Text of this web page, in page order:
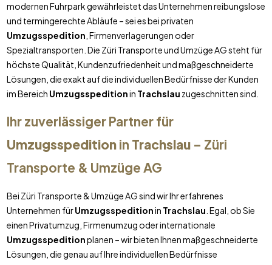
modernen Fuhrpark gewährleistet das Unternehmen reibungslose
und termingerechte Abläufe – sei es bei privaten
Umzugsspedition , Firmenverlagerungen oder
Spezialtransporten. Die Züri Transporte und Umzüge AG steht für
höchste Qualität, Kundenzufriedenheit und maßgeschneiderte
Lösungen, die exakt auf die individuellen Bedürfnisse der Kunden
im Bereich Umzugsspeditionin Trachslau zugeschnitten sind.
Ihr zuverlässiger Partner für
Umzugsspeditionin Trachslau– Züri
Transporte & Umzüge AG
Bei Züri Transporte & Umzüge AG sind wir Ihr erfahrenes
Unternehmen fürUmzugsspeditionin Trachslau . Egal, ob Sie
einen Privatumzug, Firmenumzug oder internationale
Umzugsspeditionplanen – wir bieten Ihnen maßgeschneiderte
Lösungen, die genau auf Ihre individuellen Bedürfnisse